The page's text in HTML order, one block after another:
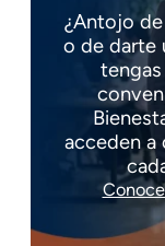
¿Antojo
o de darte
acceden a